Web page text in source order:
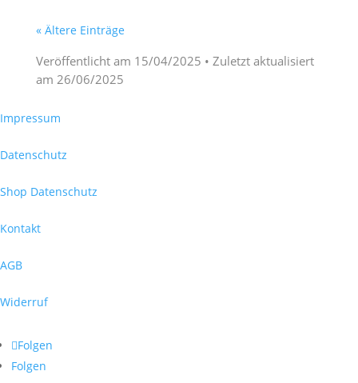
« Ältere Einträge
Veröffentlicht am 15/04/2025 • Zuletzt aktualisiert
am 26/06/2025
Impressum
Datenschutz
Shop Datenschutz
Kontakt
AGB
Widerruf
Folgen
Folgen